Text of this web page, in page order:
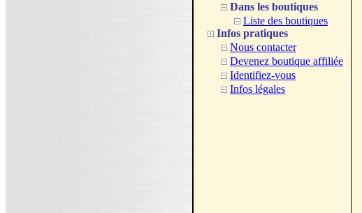
Dans les boutiques
Liste des boutiques
Infos pratiques
Nous contacter
Devenez boutique affiliée
Identifiez-vous
Infos légales